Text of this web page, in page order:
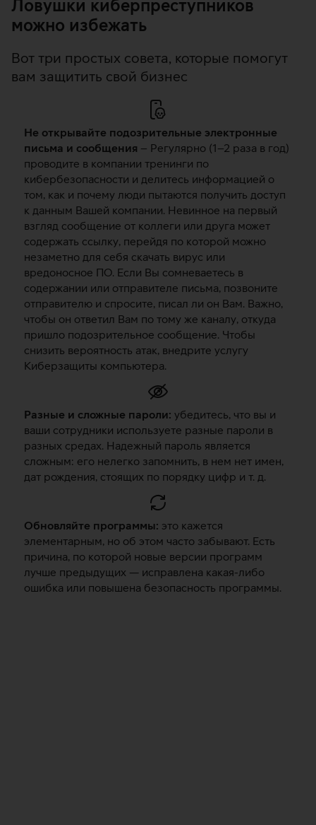
Ловушки киберпреступников
можно избежать
Вот три простых совета, которые помогут
вам защитить свой бизнес
Не открывайте подозрительные электронные
письма и сообщения – Регулярно (1–2 раза в год)
проводите в компании тренинги по
кибербезопасности и делитесь информацией о
том, как и почему люди пытаются получить доступ
к данным Вашей компании. Невинное на первый
взгляд сообщение от коллеги или друга может
содержать ссылку, перейдя по которой можно
незаметно для себя скачать вирус или
вредоносное ПО. Если Вы сомневаетесь в
содержании или отправителе письма, позвоните
отправителю и спросите, писал ли он Вам. Важно,
чтобы он ответил Вам по тому же каналу, откуда
пришло подозрительное сообщение. Чтобы
снизить вероятность атак, внедрите услугу
Киберзащиты компьютера.
Разные и сложные пароли: убедитесь, что вы и
ваши сотрудники используете разные пароли в
разных средах. Надежный пароль является
сложным: его нелегко запомнить, в нем нет имен,
дат рождения, стоящих по порядку цифр и т. д.
Обновляйте программы: это кажется
элементарным, но об этом часто забывают. Есть
причина, по которой новые версии программ
лучше предыдущих — исправлена какая-либо
ошибка или повышена безопасность программы.